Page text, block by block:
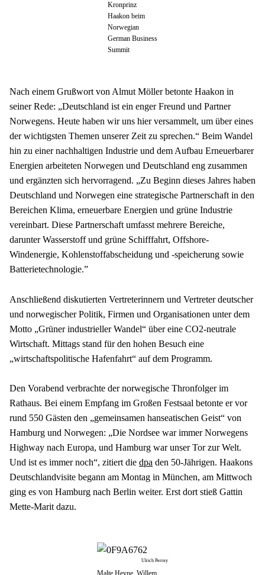
Kronprinz
Haakon beim
Norwegian
German Business
Summit
Nach einem Grußwort von Almut Möller betonte Haakon in
seiner Rede: „Deutschland ist ein enger Freund und Partner
Norwegens. Heute haben wir uns hier versammelt, um über eines
der wichtigsten Themen unserer Zeit zu sprechen.“ Beim Wandel
hin zu einer nachhaltigen Industrie und dem Aufbau Erneuerbarer
Energien arbeiteten Norwegen und Deutschland eng zusammen
und ergänzten sich hervorragend. „Zu Beginn dieses Jahres haben
Deutschland und Norwegen eine strategische Partnerschaft in den
Bereichen Klima, erneuerbare Energien und grüne Industrie
vereinbart. Diese Partnerschaft umfasst mehrere Bereiche,
darunter Wasserstoff und grüne Schifffahrt, Offshore-
Windenergie, Kohlenstoffabscheidung und -speicherung sowie
Batterietechnologie.”
Anschließend diskutierten Vertreterinnern und Vertreter deutscher
und norwegischer Politik, Firmen und Organisationen unter dem
Motto „Grüner industrieller Wandel“ über eine CO2-neutrale
Wirtschaft. Mittags stand für den hohen Besuch eine
„wirtschaftspolitische Hafenfahrt“ auf dem Programm.
Den Vorabend verbrachte der norwegische Thronfolger im
Rathaus. Bei einem Empfang im Großen Festsaal betonte er vor
rund 550 Gästen den „gemeinsamen hanseatischen Geist“ von
Hamburg und Norwegen: „Die Nordsee war immer Norwegens
Highway nach Europa, und Hamburg war unser Tor zur Welt.
Und ist es immer noch“, zitiert die dpa den 50-Jährigen. Haakons
Deutschlandvisite begann am Montag in München, am Mittwoch
ging es von Hamburg nach Berlin weiter. Erst dort stieß Gattin
Mette-Marit dazu.
Ulrich Perrey